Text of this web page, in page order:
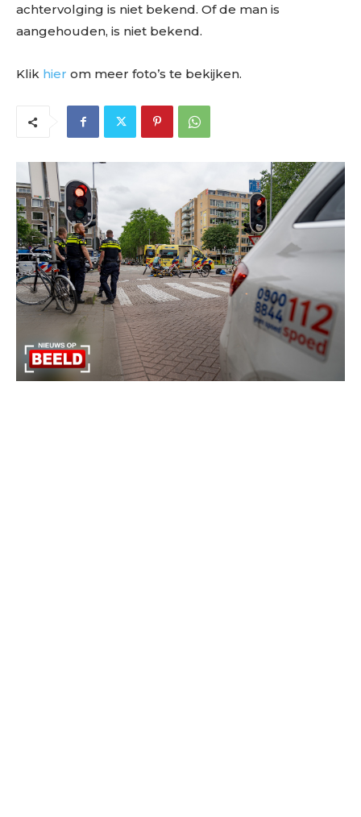
achtervolging is niet bekend. Of de man is
aangehouden, is niet bekend.
Klik hier om meer foto’s te bekijken.